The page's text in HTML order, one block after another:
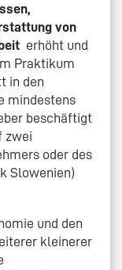
von
erhöht und
Praktikum
in den
mindestens
beschäftigt
zwei
oder des
Slowenien)
und den
kleinerer